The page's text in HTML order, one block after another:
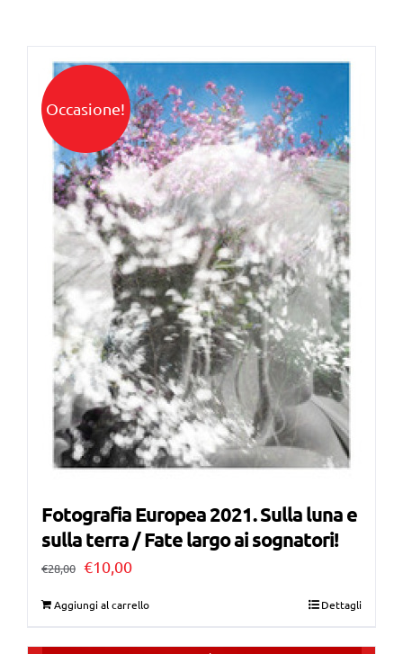
Occasione!
Fotografia Europea 2021. Sulla luna e
sulla terra / Fate largo ai sognatori!
€28,00 Il
€10,00Il
Aggiungi al carrello Dettagli